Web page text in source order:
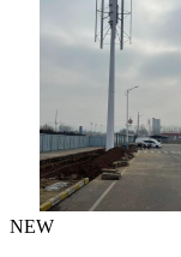
NEW